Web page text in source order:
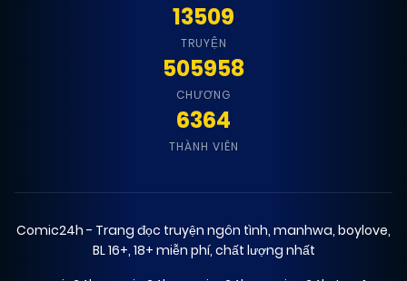
13509
TRUYỆN
505958
CHƯƠNG
6364
THÀNH VIÊN
Comic24h - Trang đọc truyện ngôn tình, manhwa, boylove,
BL 16+, 18+ miễn phí, chất lượng nhất